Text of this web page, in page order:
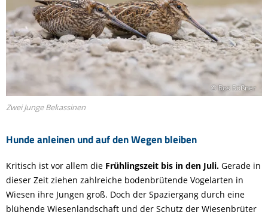
Hunde anleinen und auf den Wegen bleiben
© Ros Rößner
Zwei Junge Bekassinen
Kritisch ist vor allem die Frühlingszeit bis in den Juli. Gerade in
dieser Zeit ziehen zahlreiche bodenbrütende Vogelarten in
Wiesen ihre Jungen groß. Doch der Spaziergang durch eine
blühende Wiesenlandschaft und der Schutz der Wiesenbrüter